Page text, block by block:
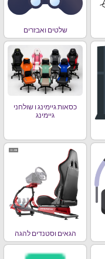
שלטים ואבזרים
כסאות גיימינג ו שולחני
גיימינג
הגאים וסטנדים להגה